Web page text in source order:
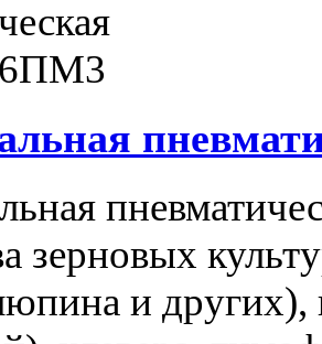
зерновых
и других),